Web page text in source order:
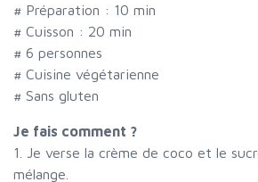
# Préparation : 10 min
# Cuisson : 20 min
# 6 personnes
# Cuisine végétarienne
# Sans gluten
Je fais comment ?
1. Je verse la crème de coco et le
mélange.